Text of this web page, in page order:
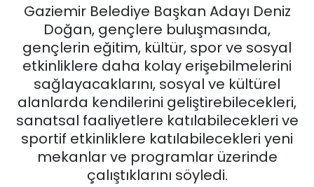
Gaziemir Belediye Başkan Adayı Deniz
Doğan, gençlere buluşmasında,
gençlerin eğitim, kültür, spor ve sosyal
etkinliklere daha kolay erişebilmelerini
sağlayacaklarını, sosyal ve kültürel
alanlarda kendilerini geliştirebilecekleri,
sanatsal faaliyetlere katılabilecekleri ve
sportif etkinliklere katılabilecekleri yeni
mekanlar ve programlar üzerinde
çalıştıklarını söyledi.
English News
GÜNCEL
KÜLTÜR SANAT
MAGAZİN
POLİTİKA
Haber Arşivi